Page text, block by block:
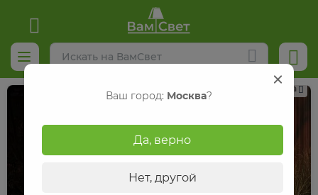
Реклама
Ваш город: Москва?
Да, верно
Нет, другой